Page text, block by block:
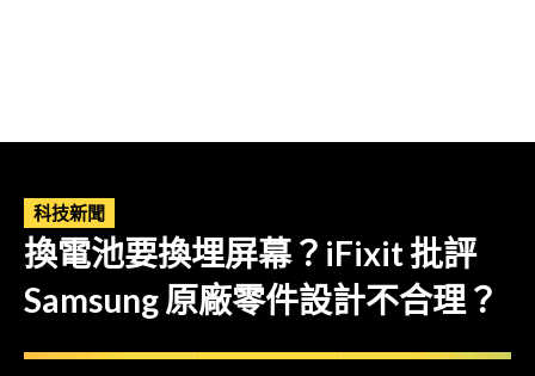
科技新聞
換電池要換埋屏幕？iFixit 批評
Samsung 原廠零件設計不合理？